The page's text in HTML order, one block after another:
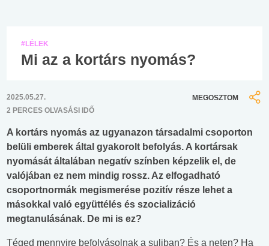
#LÉLEK
Mi az a kortárs nyomás?
2025.05.27.
2 PERCES OLVASÁSI IDŐ
MEGOSZTOM
A kortárs nyomás az ugyanazon társadalmi csoporton
belüli emberek által gyakorolt befolyás. A kortársak
nyomását általában negatív színben képzelik el, de
valójában ez nem mindig rossz. Az elfogadható
csoportnormák megismerése pozitív része lehet a
másokkal való együttélés és szocializáció
megtanulásának. De mi is ez?
Téged mennyire befolyásolnak a suliban? És a neten? Ha